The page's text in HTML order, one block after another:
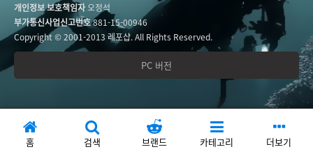
홈 검색 브랜드 카테고리 더보기
개인정보 보호책임자오정석
부가통신사업신고번호881-15-00946
Copyright © 2001-2013 레포샵. All Rights Reserved.
PC 버전